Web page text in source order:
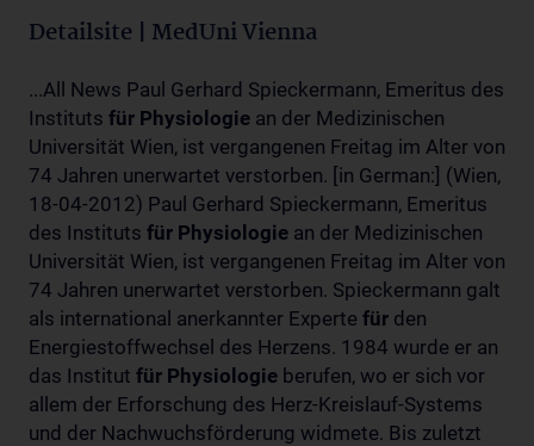
Detailsite | MedUni Vienna
...All News Paul Gerhard Spieckermann, Emeritus des
Instituts für Physiologie an der Medizinischen
Universität Wien, ist vergangenen Freitag im Alter von
74 Jahren unerwartet verstorben. [in German:] (Wien,
18-04-2012) Paul Gerhard Spieckermann, Emeritus
des Instituts für Physiologie an der Medizinischen
Universität Wien, ist vergangenen Freitag im Alter von
74 Jahren unerwartet verstorben. Spieckermann galt
als international anerkannter Experte für den
Energiestoffwechsel des Herzens. 1984 wurde er an
das Institut für Physiologie berufen, wo er sich vor
allem der Erforschung des Herz-Kreislauf-Systems
und der Nachwuchsförderung widmete. Bis zuletzt